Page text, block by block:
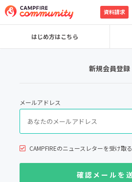
資料請求
はじめ方はこちら
新規会員登録
メールアドレス
CAMPFIREのニュースレターを受け取る